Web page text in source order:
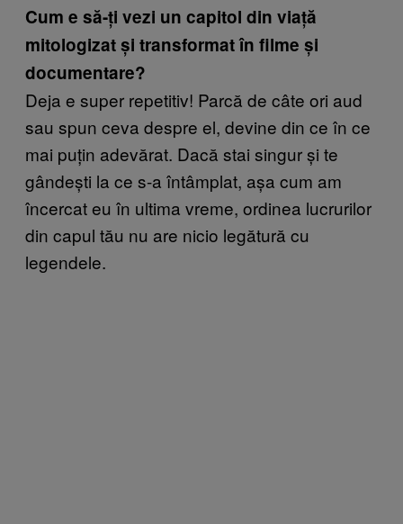
Cum e să-ți vezi un capitol din viață
mitologizat și transformat în filme și
documentare?
Deja e super repetitiv! Parcă de câte ori aud
sau spun ceva despre el, devine din ce în ce
mai puțin adevărat. Dacă stai singur și te
gândești la ce s-a întâmplat, așa cum am
încercateu în ultima vreme, ordinea lucrurilor
din capul tău nu are nicio legătură cu
legendele.